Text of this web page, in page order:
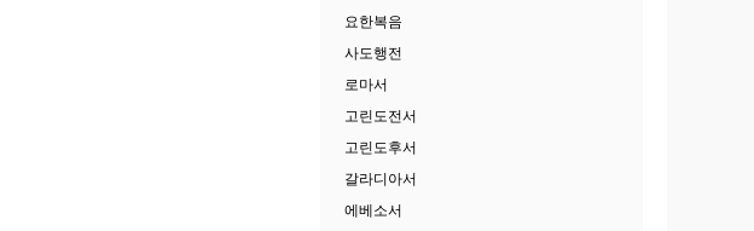
요한복음
사도행전
로마서
고린도전서
고린도후서
갈라디아서
에베소서